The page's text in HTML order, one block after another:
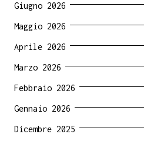
Giugno 2026
Maggio 2026
Aprile 2026
Marzo 2026
Febbraio 2026
Gennaio 2026
Dicembre 2025